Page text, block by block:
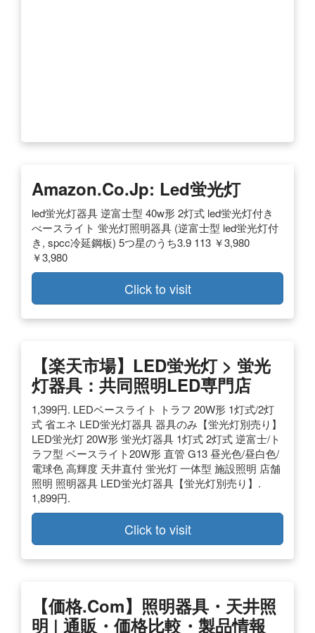
Amazon.co.jp: Led蛍光灯
led蛍光灯器具 逆富士型 40w形 2灯式 led蛍光灯付き
べースライト 蛍光灯照明器具 (逆富士型 led蛍光灯付
き, spcc冷延鋼板) 5つ星のうち3.9 113 ￥3,980
￥3,980
Click to visit
【楽天市場】LED蛍光灯 > 蛍光
灯器具：共同照明LED専門店
1,399円. LEDベースライト トラフ 20W形 1灯式/2灯
式 省エネ LED蛍光灯器具 器具のみ【蛍光灯別売り】
LED蛍光灯 20W形 蛍光灯器具 1灯式 2灯式 逆富士/ト
ラフ型 ベースライト20W形 直管 G13 昼光色/昼白色/
電球色 高輝度 天井直付 蛍光灯 一体型 施設照明 店舗
照明 照明器具 LED蛍光灯器具【蛍光灯別売り】.
1,899円.
Click to visit
【価格.com】照明器具・天井照
明 | 通販・価格比較・製品情報